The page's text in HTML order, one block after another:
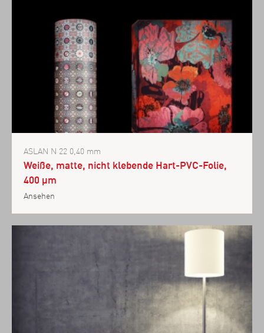
ASLAN N 22 0,40 mm
Weiße, matte, nicht klebende Hart-PVC-Folie,
400 µm
Ansehen